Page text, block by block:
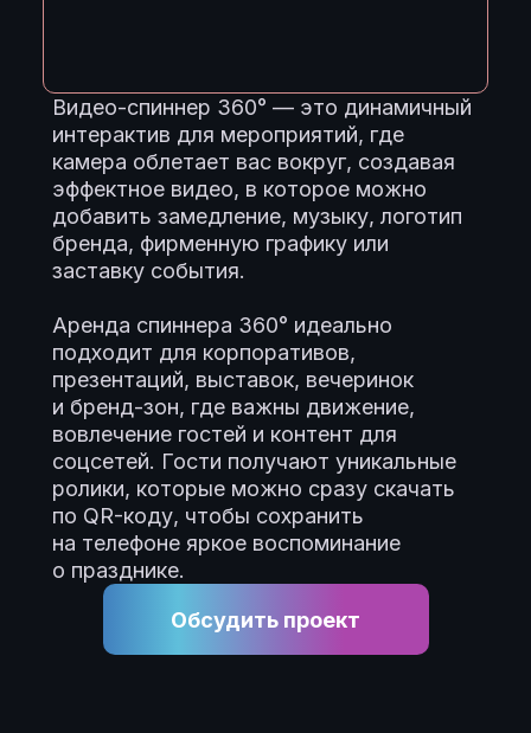
Видео-спиннер 360° — это динамичный
интерактив для мероприятий, где
камера облетает вас вокруг, создавая
эффектное видео, в которое можно
добавить замедление, музыку, логотип
бренда, фирменную графику или
заставку события.
Аренда спиннера 360° идеально
подходит для корпоративов,
презентаций, выставок, вечеринок
и бренд-зон, где важны движение,
вовлечение гостей и контент для
соцсетей. Гости получают уникальные
ролики, которые можно сразу скачать
по QR-коду, чтобы сохранить
на телефоне яркое воспоминание
о празднике.
Обсудить проект